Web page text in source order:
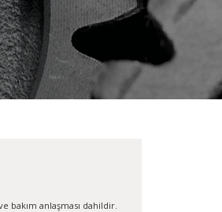
bakım anlaşması dahildir.